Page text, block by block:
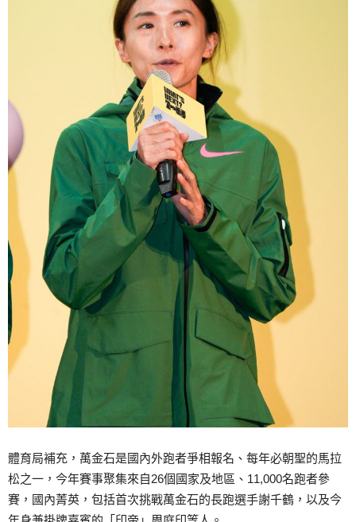
體育局補充，萬金石是國內外跑者爭相報名、每年必朝聖的馬拉
松之一，今年賽事聚集來自26個國家及地區、11,000名跑者參
賽，國內菁英，包括首次挑戰萬金石的長跑選手謝千鶴，以及今